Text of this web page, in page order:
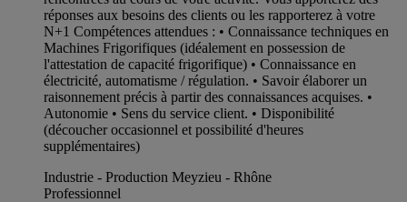
réponses aux besoins des clients ou les rapporterez à votre
N+1 Compétences attendues : • Connaissance techniques en
Machines Frigorifiques (idéalement en possession de
l'attestation de capacité frigorifique) • Connaissance en
électricité, automatisme / régulation. • Savoir élaborer un
raisonnement précis à partir des connaissances acquises. •
Autonomie • Sens du service client. • Disponibilité
(découcher occasionnel et possibilité d'heures
supplémentaires)
Industrie - Production Meyzieu - Rhône
Professionnel